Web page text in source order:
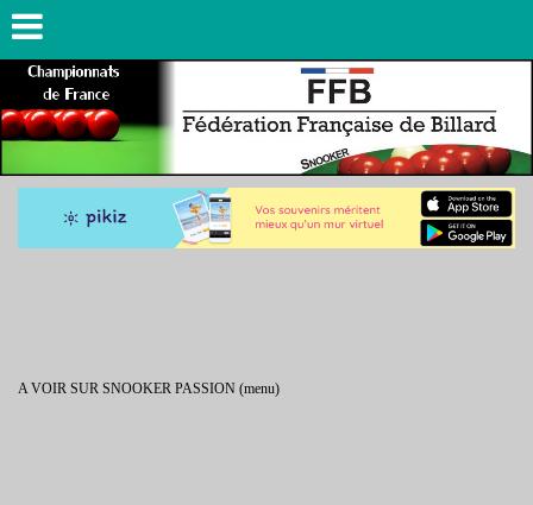
A VOIR SUR SNOOKER PASSION (menu)